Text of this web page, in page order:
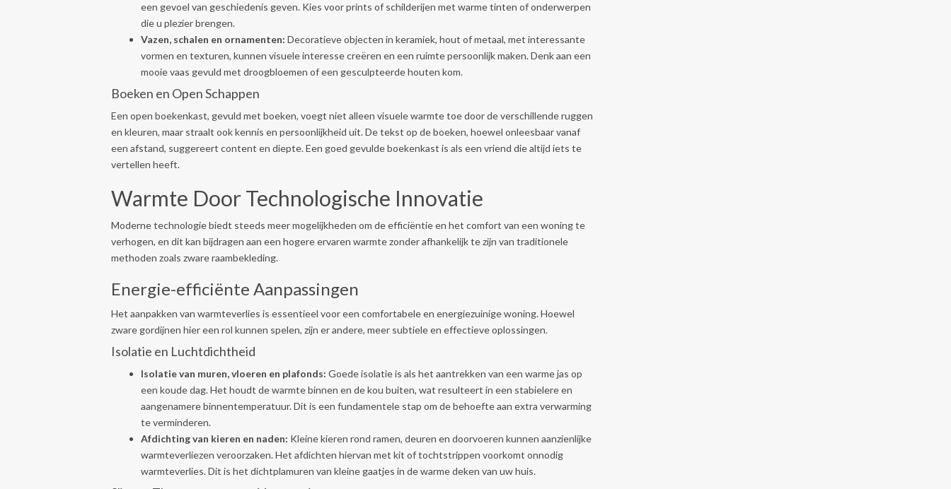
een gevoel van geschiedenis geven. Kies voor prints of schilderijen met warme tinten of onderwerpen
die u plezier brengen.
Vazen, schalen en ornamenten: Decoratieve objecten in keramiek, hout of metaal, met interessante
vormen en texturen, kunnen visuele interesse creëren en een ruimte persoonlijk maken. Denk aan een
mooie vaas gevuld met droogbloemen of een gesculpteerde houten kom.
Boeken en Open Schappen
Een open boekenkast, gevuld met boeken, voegt niet alleen visuele warmte toe door de verschillende ruggen
en kleuren, maar straalt ook kennis en persoonlijkheid uit. De tekst op de boeken, hoewel onleesbaar vanaf
een afstand, suggereert content en diepte. Een goed gevulde boekenkast is als een vriend die altijd iets te
vertellen heeft.
Warmte Door Technologische Innovatie
Moderne technologie biedt steeds meer mogelijkheden om de efficiëntie en het comfort van een woning te
verhogen, en dit kan bijdragen aan een hogere ervaren warmte zonder afhankelijk te zijn van traditionele
methoden zoals zware raambekleding.
Energie-efficiënte Aanpassingen
Het aanpakken van warmteverlies is essentieel voor een comfortabele en energiezuinige woning. Hoewel
zware gordijnen hier een rol kunnen spelen, zijn er andere, meer subtiele en effectieve oplossingen.
Isolatie en Luchtdichtheid
Isolatie van muren, vloeren en plafonds: Goede isolatie is als het aantrekken van een warme jas op
een koude dag. Het houdt de warmte binnen en de kou buiten, wat resulteert in een stabielere en
aangenamere binnentemperatuur. Dit is een fundamentele stap om de behoefte aan extra verwarming
te verminderen.
Afdichting van kieren en naden: Kleine kieren rond ramen, deuren en doorvoeren kunnen aanzienlijke
warmteverliezen veroorzaken. Het afdichten hiervan met kit of tochtstrippen voorkomt onnodig
warmteverlies. Dit is het dichtplamuren van kleine gaatjes in de warme deken van uw huis.